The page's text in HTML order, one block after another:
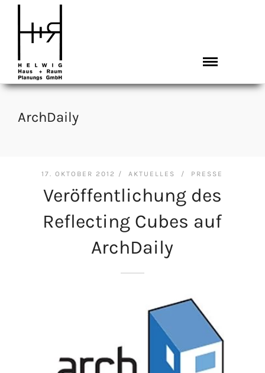
ArchDaily
17. OKTOBER 2012 /AKTUELLES / PRESSE
Veröffentlichung des
Reflecting Cubes auf
ArchDaily